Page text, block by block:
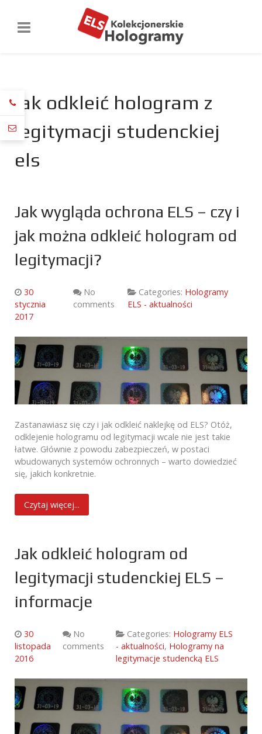
jak odkleić hologram z
legitymacji studenckiej
els
Jak wygląda ochrona ELS – czy i
jak można odkleić hologram od
legitymacji?
30
stycznia
2017
No
comments
Categories: Hologramy
ELS - aktualności
Zastanawiasz się czy i jak odkleić naklejkę od ELS? Otóż,
odklejenie hologramu od legitymacji wcale nie jest takie
łatwe. Głównie z powodu zabezpieczeń, w postaci
wbudowanych systemów ochronnych – warto dowiedzieć
się, jakich konkretnie.
Czytaj więcej...
Jak odkleić hologram od
legitymacji studenckiej ELS –
informacje
30
listopada
2016
No
comments
Categories: Hologramy ELS
- aktualności, Hologramy na
legitymacje studencką ELS